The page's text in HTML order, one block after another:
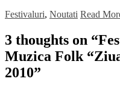
Festivaluri, Noutati Read
3 thoughts on “
Muzica Folk
2010”